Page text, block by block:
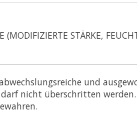
STÄRKE,
und
darf nicht überschritten werden.